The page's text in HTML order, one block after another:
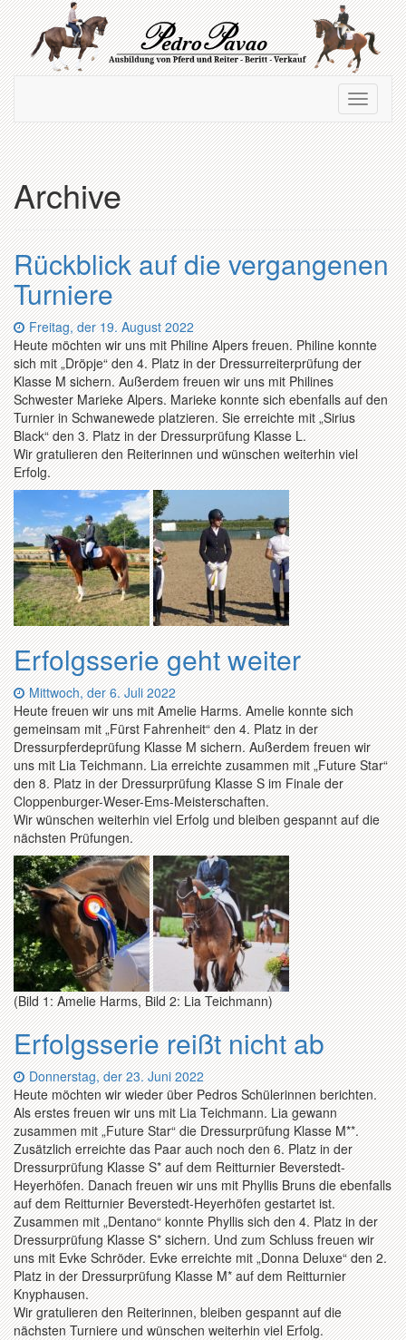
Zum
Hauptinhalt
springen
ein-/
Archive
Rückblick auf die vergangenen
Turniere
Datum:
Freitag, der 19. August 2022
Heute möchten wir uns mit Philine Alpers freuen. Philine konnte
sich mit „Dröpje“ den 4. Platz in der Dressurreiterprüfung der
Klasse M sichern. Außerdem freuen wir uns mit Philines
Schwester Marieke Alpers. Marieke konnte sich ebenfalls auf den
Turnier in Schwanewede platzieren. Sie erreichte mit „Sirius
Black“ den 3. Platz in der Dressurprüfung Klasse L.
Wir gratulieren den Reiterinnen und wünschen weiterhin viel
Erfolg.
Erfolgsserie geht weiter
Datum:
Mittwoch, der 6. Juli 2022
Heute freuen wir uns mit Amelie Harms. Amelie konnte sich
gemeinsam mit „Fürst Fahrenheit“ den 4. Platz in der
Dressurpferdeprüfung Klasse M sichern. Außerdem freuen wir
uns mit Lia Teichmann. Lia erreichte zusammen mit „Future Star“
den 8. Platz in der Dressurprüfung Klasse S im Finale der
Cloppenburger-Weser-Ems-Meisterschaften.
Wir wünschen weiterhin viel Erfolg und bleiben gespannt auf die
nächsten Prüfungen.
(Bild 1: Amelie Harms, Bild 2: Lia Teichmann)
Erfolgsserie reißt nicht ab
Datum:
Donnerstag, der 23. Juni 2022
Heute möchten wir wieder über Pedros Schülerinnen berichten.
Als erstes freuen wir uns mit Lia Teichmann. Lia gewann
zusammen mit „Future Star“ die Dressurprüfung Klasse M**.
Zusätzlich erreichte das Paar auch noch den 6. Platz in der
Dressurprüfung Klasse S* auf dem Reitturnier Beverstedt-
Heyerhöfen. Danach freuen wir uns mit Phyllis Bruns die ebenfalls
auf dem Reitturnier Beverstedt-Heyerhöfen gestartet ist.
Zusammen mit „Dentano“ konnte Phyllis sich den 4. Platz in der
Dressurprüfung Klasse S* sichern. Und zum Schluss freuen wir
uns mit Evke Schröder. Evke erreichte mit „Donna Deluxe“ den 2.
Platz in der Dressurprüfung Klasse M* auf dem Reitturnier
Knyphausen.
Wir gratulieren den Reiterinnen, bleiben gespannt auf die
nächsten Turniere und wünschen weiterhin viel Erfolg.